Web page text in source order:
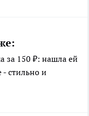
за 150 ₽: нашла ей
стильно и